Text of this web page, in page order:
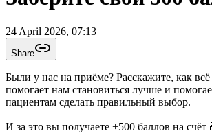
24 April 2026, 07:13
Share
Были у нас на приёме? Расскажите, как
помогает нам становиться лучше и
пациентам сделать правильный выбор.
И за это вы получаете +500 баллов на счёт